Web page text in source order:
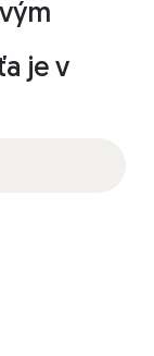
je v